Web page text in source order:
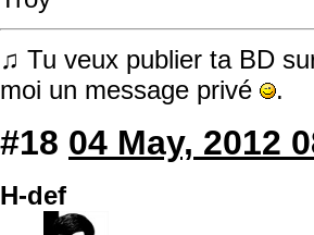
♫ Tu veux publier ta BD
moi un message privé
.
#18 04 May, 2012
H-def